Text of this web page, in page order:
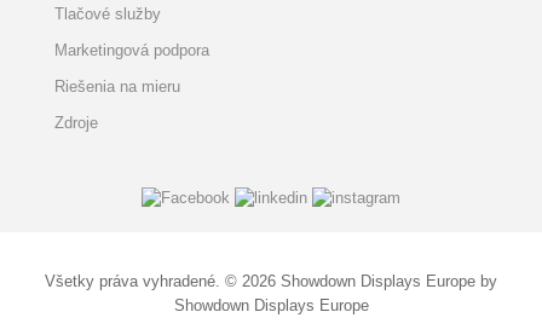
Tlačové služby
Marketingová podpora
Riešenia na mieru
Zdroje
Všetky práva vyhradené. © 2026 Showdown Displays Europe by
Showdown Displays Europe